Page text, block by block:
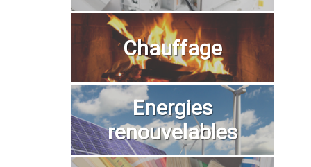
Chauffage
Energies
renouvelables